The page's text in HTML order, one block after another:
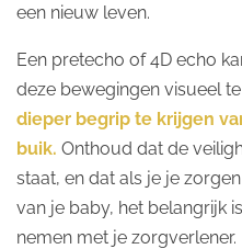
een nieuw leven.
Een pretecho of 4D echo
deze bewegingen visueel
dieper begrip te krijgen
buik. Onthoud dat de
staat, en dat als je je
van je baby, het belangrijk
nemen met je zorgverlener.